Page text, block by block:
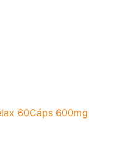
60Cáps 600mg